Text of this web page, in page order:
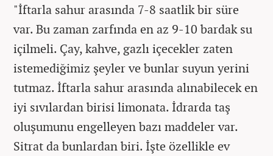
"İftarla sahur arasında 7-8 saatlik bir süre
var. Bu zaman zarfında en az 9-10 bardak su
içilmeli. Çay, kahve, gazlı içecekler zaten
istemediğimiz şeyler ve bunlar suyun yerini
tutmaz. İftarla sahur arasında alınabilecek en
iyi sıvılardan birisi limonata. İdrarda taş
oluşumunu engelleyen bazı maddeler var.
Sitrat da bunlardan biri. İşte özellikle ev